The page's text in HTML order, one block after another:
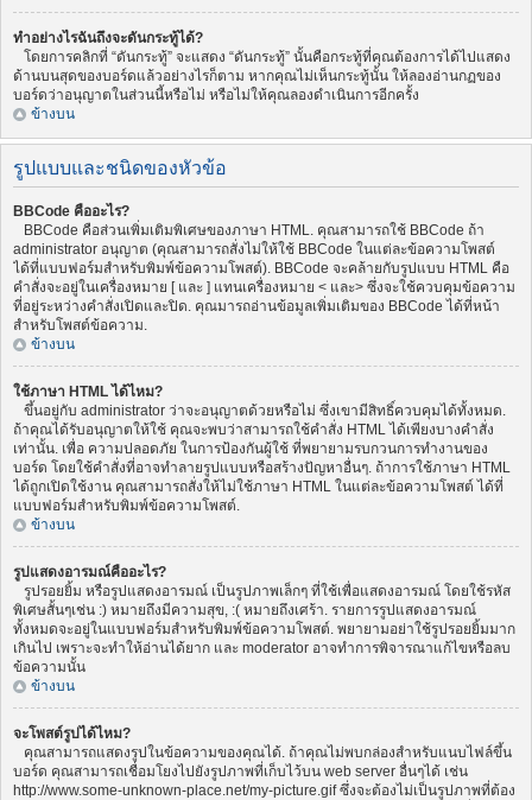
ทำอย่างไรฉันถึงจะดันกระทู้ได้?
โดยการคลิกที่ “ดันกระทู้” จะแสดง “ดันกระทู้” นั้นคือกระทู้ที่คุณต้องการได้ไปแสดง
ด้านบนสุดของบอร์ดแล้วอย่างไรก็ตาม หากคุณไม่เห็นกระทู้นั้น ให้ลองอ่านกฏของ
บอร์ดว่าอนุญาตในส่วนนี้หรือไม่ หรือไม่ให้คุณลองดำเนินการอีกครั้ง
ข้างบน
รูปแบบและชนิดของหัวข้อ
BBCode คืออะไร?
BBCode คือส่วนเพิ่มเติมพิเศษของภาษา HTML. คุณสามารถใช้ BBCode ถ้า
administrator อนุญาต (คุณสามารถสั่งไม่ให้ใช้ BBCode ในแต่ละข้อความโพสต์
ได้ที่แบบฟอร์มสำหรับพิมพ์ข้อความโพสต์). BBCode จะคล้ายกับรูปแบบ HTML คือ
คำสั่งจะอยู่ในเครื่องหมาย [ และ ] แทนเครื่องหมาย < และ> ซึ่งจะใช้ควบคุมข้อความ
ที่อยู่ระหว่างคำสั่งเปิดและปิด. คุณมารถอ่านข้อมูลเพิ่มเติมของ BBCode ได้ที่หน้า
สำหรับโพสต์ข้อความ.
ข้างบน
ใช้ภาษา HTML ได้ไหม?
ขึ้นอยู่กับ administrator ว่าจะอนุญาตด้วยหรือไม่ ซึ่งเขามีสิทธิ์ควบคุมได้ทั้งหมด.
ถ้าคุณได้รับอนุญาตให้ใช้ คุณจะพบว่าสามารถใช้คำสั่ง HTML ได้เพียงบางคำสั่ง
เท่านั้น. เพื่อ ความปลอดภัย ในการป้องกันผู้ใช้ ที่พยายามรบกวนการทำงานของ
บอร์ด โดยใช้คำสั่งที่อาจทำลายรูปแบบหรือสร้างปัญหาอื่นๆ. ถ้าการใช้ภาษา HTML
ได้ถูกเปิดใช้งาน คุณสามารถสั่งให้ไม่ใช้ภาษา HTML ในแต่ละข้อความโพสต์ ได้ที่
แบบฟอร์มสำหรับพิมพ์ข้อความโพสต์.
ข้างบน
รูปแสดงอารมณ์คืออะไร?
รูปรอยยิ้ม หรือรูปแสดงอารมณ์ เป็นรูปภาพเล็กๆ ที่ใช้เพื่อแสดงอารมณ์ โดยใช้รหัส
พิเศษสั้นๆเช่น :) หมายถึงมีความสุข, :( หมายถึงเศร้า. รายการรูปแสดงอารมณ์
ทั้งหมดจะอยู่ในแบบฟอร์มสำหรับพิมพ์ข้อความโพสต์. พยายามอย่าใช้รูปรอยยิ้มมาก
เกินไป เพราะจะทำให้อ่านได้ยาก และ moderator อาจทำการพิจารณาแก้ไขหรือลบ
ข้อความนั้น
ข้างบน
จะโพสต์รูปได้ไหม?
คุณสามารถแสดงรูปในข้อความของคุณได้. ถ้าคุณไม่พบกล่องสำหรับแนบไฟล์ขึ้น
บอร์ด คุณสามารถเชื่อมโยงไปยังรูปภาพที่เก็บไว้บน web server อื่นๆได้ เช่น
http://www.some-unknown-place.net/my-picture.gif ซึ่งจะต้องไม่เป็นรูปภาพที่ต้อง